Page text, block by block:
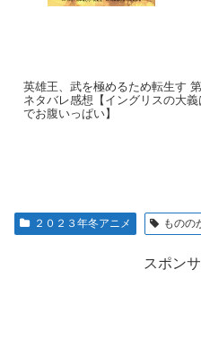
英雄王、武を極めるため転生す
ネタバレ感想【イングリスの大
でお腹いっぱい】
２０２３年冬アニメ ものの
スポン